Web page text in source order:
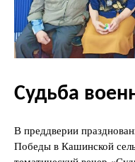
Судьба
В преддверии
Победы в Кашинской